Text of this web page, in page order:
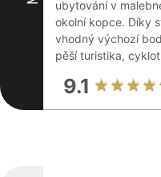
ubytování v
okolní kopce. Díky
vhodný výchozí
pěší turistika,
9.1